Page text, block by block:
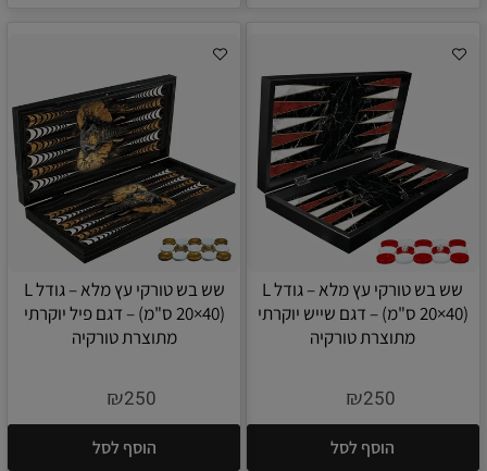
שש בש טורקי עץ מלא – גודל L
(20×40 ס"מ) – דגם שייש יוקרתי
מתוצרת טורקיה
₪250
הוסף לסל
שש בש טורקי עץ מלא – גודל L
(20×40 ס"מ) – דגם פיל יוקרתי
מתוצרת טורקיה
₪250
הוסף לסל